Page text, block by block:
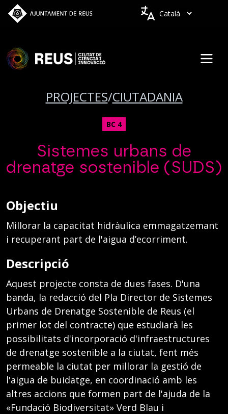
Vés al contingut
Idiomes
PROJECTES/CIUTADANIA
BC 4
Sistemes urbans de
drenatge sostenible (SUDS)
Objectiu
Millorar la capacitat hidràulica emmagatzemant
i recuperant part de l'aigua d’ecorriment.
Descripció
Aquest projecte consta de dues fases. D'una
banda, la redacció del Pla Director de Sistemes
Urbans de Drenatge Sostenible de Reus (el
primer lot del contracte) que estudiarà les
possibilitats d'incorporació d'infraestructures
de drenatge sostenible a la ciutat, fent més
permeable la ciutat per millorar la gestió de
l'aigua de buidatge, en coordinació amb les
altres accions que formen part de l'ajuda de la
«Fundació Biodiversitat» Verd Blau i